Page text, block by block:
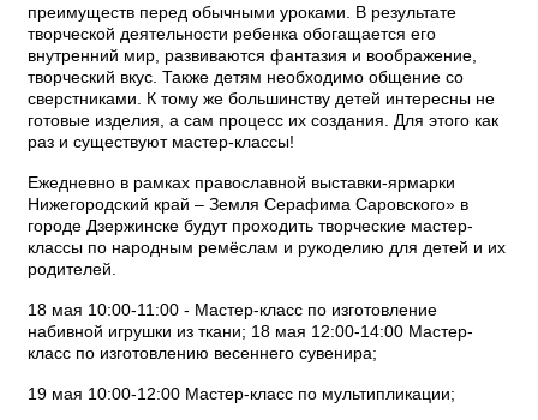
преимуществ перед обычными уроками. В результате
творческой деятельности ребенка обогащается его
внутренний мир, развиваются фантазия и воображение,
творческий вкус. Также детям необходимо общение со
сверстниками. К тому же большинству детей интересны не
готовые изделия, а сам процесс их создания. Для этого как
раз и существуют мастер-классы!
Ежедневно в рамках православной выставки-ярмарки
Нижегородский край – Земля Серафима Саровского» в
городе Дзержинске будут проходить творческие мастер-
классы по народным ремёслам и рукоделию для детей и их
родителей.
18 мая 10:00-11:00 - Мастер-класс по изготовление
набивной игрушки из ткани; 18 мая 12:00-14:00 Мастер-
класс по изготовлению весеннего сувенира;
19 мая 10:00-12:00 Мастер-класс по мультипликации;